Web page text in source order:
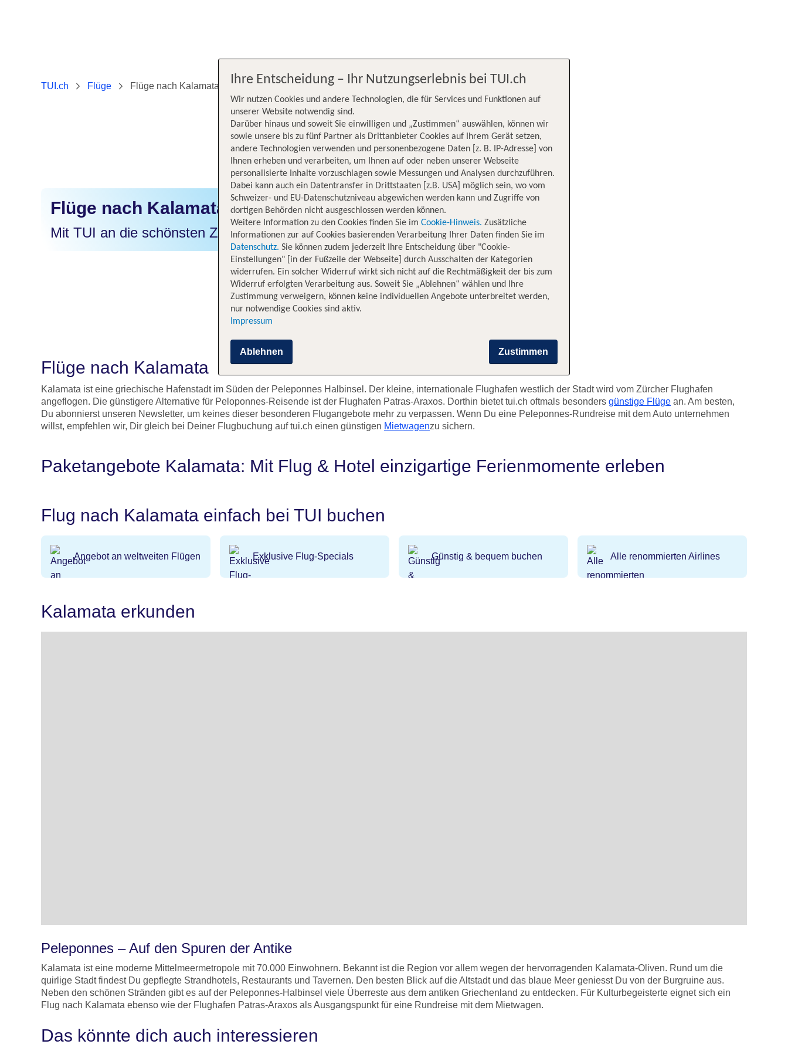
TUI.ch Flüge Flüge nach Kalamata
Flüge nach Kalamata
Mit TUI an die schönsten Ziele der Erde fliegen.
Flüge nach Kalamata
Kalamata ist eine griechische Hafenstadt im Süden der Peleponnes Halbinsel. Der kleine, internationale Flughafen westlich der Stadt wird vom Zürcher Flughafen
angeflogen. Die günstigere Alternative für Peloponnes-Reisende ist der Flughafen Patras-Araxos. Dorthin bietet tui.ch oftmals besonders günstige Flüge an. Am besten,
Du abonnierst unseren Newsletter, um keines dieser besonderen Flugangebote mehr zu verpassen. Wenn Du eine Peleponnes-Rundreise mit dem Auto unternehmen
willst, empfehlen wir, Dir gleich bei Deiner Flugbuchung auf tui.ch einen günstigen Mietwagenzu sichern.
Paketangebote Kalamata: Mit Flug & Hotel einzigartige Ferienmomente erleben
Flug nach Kalamata einfach bei TUI buchen
Angebot an weltweiten Flügen Exklusive Flug-Specials Günstig & bequem buchen Alle renommierten Airlines
Kalamata erkunden
Peleponnes – Auf den Spuren der Antike
Kalamata ist eine moderne Mittelmeermetropole mit 70.000 Einwohnern. Bekannt ist die Region vor allem wegen der hervorragenden Kalamata-Oliven. Rund um die
quirlige Stadt findest Du gepflegte Strandhotels, Restaurants und Tavernen. Den besten Blick auf die Altstadt und das blaue Meer geniesst Du von der Burgruine aus.
Neben den schönen Stränden gibt es auf der Peleponnes-Halbinsel viele Überreste aus dem antiken Griechenland zu entdecken. Für Kulturbegeisterte eignet sich ein
Flug nach Kalamata ebenso wie der Flughafen Patras-Araxos als Ausgangspunkt für eine Rundreise mit dem Mietwagen.
Das könnte dich auch interessieren
Ihre Entscheidung – Ihr Nutzungserlebnis bei TUI.ch
Wir nutzen Cookies und andere Technologien, die für Services und Funktionen auf
unserer Website notwendig sind.
Darüber hinaus und soweit Sie einwilligen und „Zustimmen“ auswählen, können wir
sowie unsere bis zu fünf Partner als Drittanbieter Cookies auf Ihrem Gerät setzen,
andere Technologien verwenden und personenbezogene Daten [z. B. IP-Adresse] von
Ihnen erheben und verarbeiten, um Ihnen auf oder neben unserer Webseite
personalisierte Inhalte vorzuschlagen sowie Messungen und Analysen durchzuführen.
Dabei kann auch ein Datentransfer in Drittstaaten [z.B. USA] möglich sein, wo vom
Schweizer- und EU-Datenschutzniveau abgewichen werden kann und Zugriffe von
dortigen Behörden nicht ausgeschlossen werden können.
Weitere Information zu den Cookies finden Sie im Cookie-Hinweis. Zusätzliche
Informationen zur auf Cookies basierenden Verarbeitung Ihrer Daten finden Sie im
Datenschutz. Sie können zudem jederzeit Ihre Entscheidung über "Cookie-
Einstellungen" [in der Fußzeile der Webseite] durch Ausschalten der Kategorien
widerrufen. Ein solcher Widerruf wirkt sich nicht auf die Rechtmäßigkeit der bis zum
Widerruf erfolgten Verarbeitung aus. Soweit Sie „Ablehnen“ wählen und Ihre
Zustimmung verweigern, können keine individuellen Angebote unterbreitet werden,
nur notwendige Cookies sind aktiv.
Impressum
Zustimmen
Ablehnen